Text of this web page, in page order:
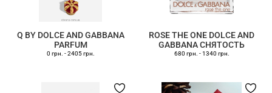
Q BY DOLCE AND GABBANA
PARFUM
0 грн. -2405 грн.
ROSE THE ONE DOLCE AND
GABBANA СНЯТОСТЬ
680 грн. -1340 грн.